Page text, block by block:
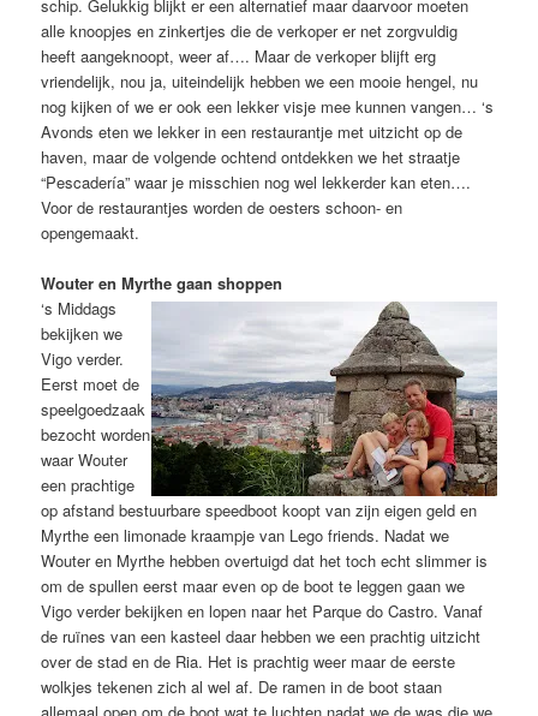
schip. Gelukkig blijkt er een alternatief maar daarvoor moeten
alle knoopjes en zinkertjes die de verkoper er net zorgvuldig
heeft aangeknoopt, weer af…. Maar de verkoper blijft erg
vriendelijk, nou ja, uiteindelijk hebben we een mooie hengel, nu
nog kijken of we er ook een lekker visje mee kunnen vangen… ‘s
Avonds eten we lekker in een restaurantje met uitzicht op de
haven, maar de volgende ochtend ontdekken we het straatje
“Pescadería” waar je misschien nog wel lekkerder kan eten….
Voor de restaurantjes worden de oesters schoon- en
opengemaakt.
Wouter en Myrthe gaan shoppen
‘s Middags
bekijken we
Vigo verder.
Eerst moet de
speelgoedzaak
bezocht worden
waar Wouter
een prachtige
op afstand bestuurbare speedboot koopt van zijn eigen geld en
Myrthe een limonade kraampje van Lego friends. Nadat we
Wouter en Myrthe hebben overtuigd dat het toch echt slimmer is
om de spullen eerst maar even op de boot te leggen gaan we
Vigo verder bekijken en lopen naar het Parque do Castro. Vanaf
de ruïnes van een kasteel daar hebben we een prachtig uitzicht
over de stad en de Ria. Het is prachtig weer maar de eerste
wolkjes tekenen zich al wel af. De ramen in de boot staan